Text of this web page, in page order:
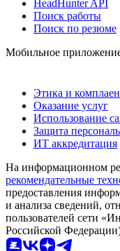
HeadHunter API
Поиск работы
Поиск по резюме
Мобильное
Этика и
Оказание услуг
Использование
Защита
ИТ аккредитация
На информационном
рекомендательные
предоставления
и анализа сведений,
пользователей сети
Российской